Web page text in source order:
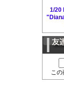
1/20
こ